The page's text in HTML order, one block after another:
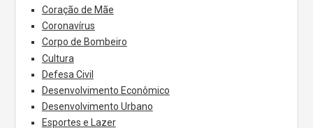
Coração de Mãe
Coronavírus
Corpo de Bombeiro
Cultura
Defesa Civil
Desenvolvimento Econômico
Desenvolvimento Urbano
Esportes e Lazer